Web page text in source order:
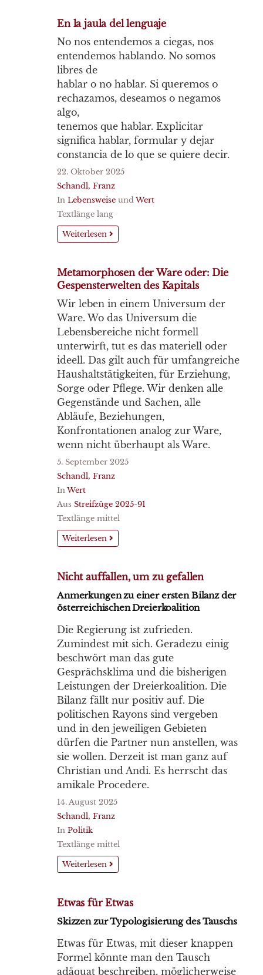
En la jaula del lenguaje
No nos entendemos a ciegas, nos
entendemos hablando. No somos
libres de
hablar o no hablar. Si queremos o
rechazamos, deseamos o negamos
algo,
tenemos que hablar. Explicitar
significa hablar, formular y dejar
constancia de lo que se quiere decir.
22. Oktober 2025
Schandl, Franz
In Lebensweise undWert
Textlänge lang
Weiterlesen
Metamorphosen der Ware oder: Die
Gespensterwelten des Kapitals
Wir leben in einem Universum der
Ware. Wo das Universum die
Lebensbereiche nicht formell
unterwirft, tut es das materiell oder
ideell. Das gilt auch für umfangreiche
Haushaltstätigkeiten, für Erziehung,
Sorge oder Pflege. Wir denken alle
Gegenstände und Sachen, alle
Abläufe, Beziehungen,
Konfrontationen analog zur Ware,
wenn nicht überhaupt als Ware.
5. September 2025
Schandl, Franz
InWert
Aus Streifzüge 2025-91
Textlänge mittel
Weiterlesen
Nicht auffallen, um zu gefallen
Anmerkungen zu einer ersten Bilanz der
österreichischen Dreierkoalition
Die Regierung ist zufrieden.
Zumindest mit sich. Geradezu einig
beschwört man das gute
Gesprächsklima und die bisherigen
Leistungen der Dreierkoalition. Die
Bilanz fällt nur positiv auf. Die
politischen Rayons sind vergeben
und in den jeweiligen Gebieten
dürfen die Partner nun anstellen, was
sie wollen. Derzeit ist man ganz auf
Christian und Andi. Es herrscht das
amikale Procedere.
14. August 2025
Schandl, Franz
In Politik
Textlänge mittel
Weiterlesen
Etwas für Etwas
Skizzen zur Typologisierung des Tauschs
Etwas für Etwas, mit dieser knappen
Formel könnte man den Tausch
adäquat beschreiben, möglicherweise